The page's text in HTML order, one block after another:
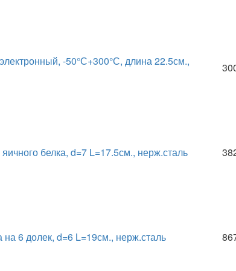
-50°С+300°С, длина 22.5см.,
белка, d=7 L=17.5см., нерж.сталь
на 6 долек, d=6 L=19см., нерж.сталь